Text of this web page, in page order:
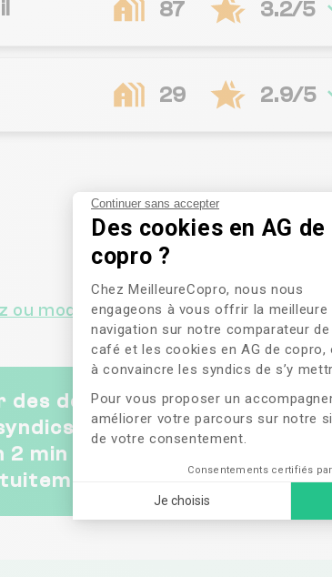
Continuer sans accepter
Des cookies en AG de
copro ?
Plateforme de
Chez MeilleureCopro, nous nous
engageons à vous offrir la meilleure
navigation sur notre comparateur
café et les cookies en AG de copro,
à convaincre les syndics de s’y
Pour vous proposer un
améliorer votre parcours sur notre
de votre consentement.
Consentements certifiés par
Je choisis
Axeptio
87 3.2/5
29 2.9/5
ou modifiez ces informations
des devis de
2 min &